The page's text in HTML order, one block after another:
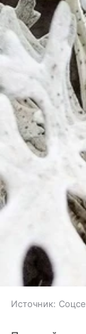
Источник: